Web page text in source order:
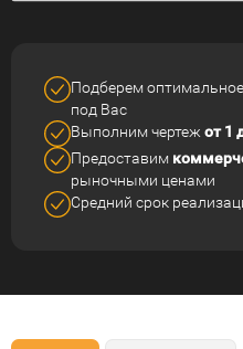
Подберем
под Вас
Выполним чертеж от 1
Предоставим
рыночными ценами
Средний срок